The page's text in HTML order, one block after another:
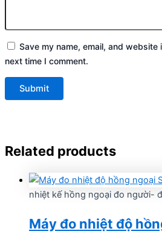
Save my name, email, and
next time I comment.
Related products
nhiệt kế hồng ngoại đo người-
Máy đo nhiệt độ